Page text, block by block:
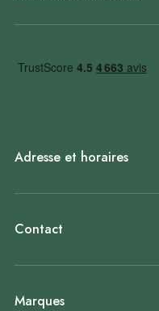
Adresse et horaires
Contact
Marques